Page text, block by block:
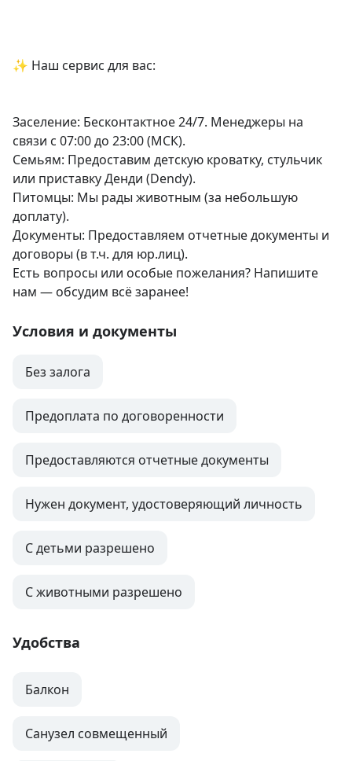
✨ Наш сервис для вас:
Заселение: Бесконтактное 24/7. Менеджеры на
связи с 07:00 до 23:00 (МСК).
Семьям: Предоставим детскую кроватку, стульчик
или приставку Денди (Dendy).
Питомцы: Мы рады животным (за небольшую
доплату).
Документы: Предоставляем отчетные документы и
договоры (в т.ч. для юр.лиц).
Есть вопросы или особые пожелания? Напишите
нам — обсудим всё заранее!
Условия и документы
Без залога
Предоплата по договоренности
Предоставляются отчетные документы
Нужен документ, удостоверяющий личность
С детьми разрешено
С животными разрешено
Удобства
Балкон
Санузел совмещенный